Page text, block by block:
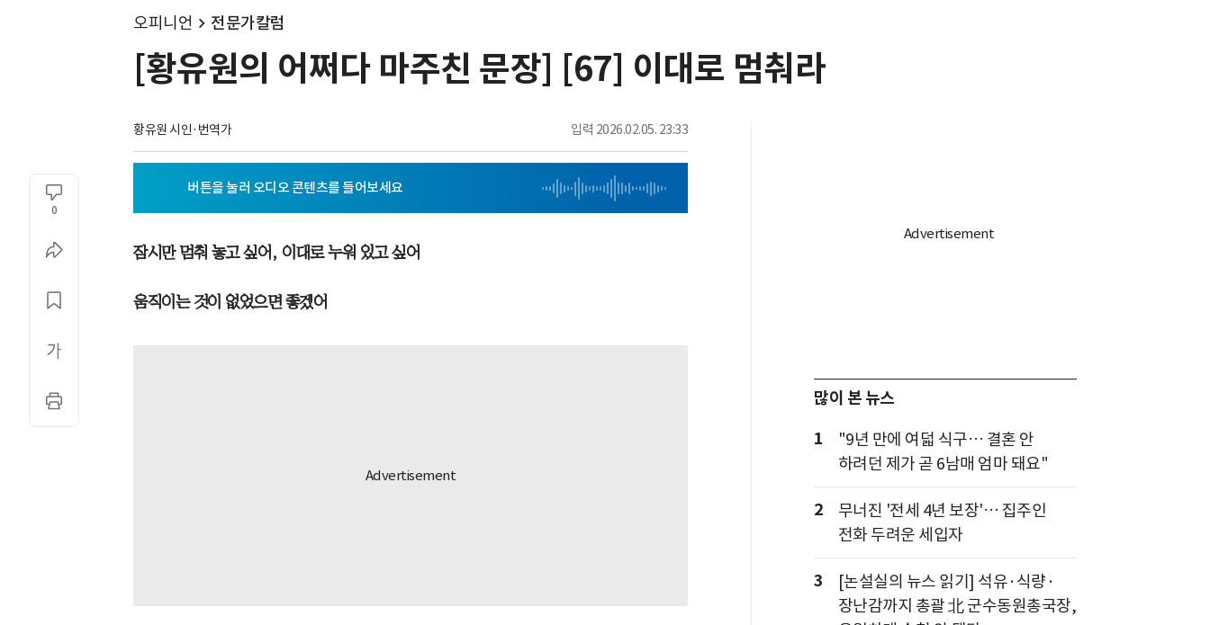
오피니언 전문가칼럼
[황유원의 어쩌다 마주친 문장] [67] 이대로 멈춰라
황유원 시인·번역가 입력 2026.02.05. 23:33
0
잠시만 멈춰 놓고 싶어, 이대로 누워 있고 싶어
움직이는 것이 없었으면 좋겠어
많이 본 뉴스
1
"9년 만에 여덟 식구… 결혼 안
하려던 제가 곧 6남매 엄마 돼요"
2
무너진 '전세 4년 보장'… 집주인
전화 두려운 세입자
3
[논설실의 뉴스 읽기] 석유·식량·
장난감까지 총괄 北 군수동원총국장,